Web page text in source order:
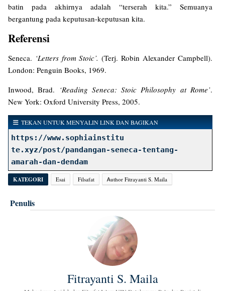
batin pada akhirnya adalah “terserah kita.” Semuanya
bergantung pada keputusan-keputusan kita.
Referensi
Seneca. ‘Letters from Stoic’. (Terj. Robin Alexander Campbell).
London: Penguin Books, 1969.
Inwood, Brad. ‘Reading Seneca: Stoic Philosophy at Rome’.
New York: Oxford University Press, 2005.
TEKAN UNTUK MENYALIN LINK DAN BAGIKAN
https://www.sophiainstitu
te.xyz/post/pandangan-seneca-tentang-
amarah-dan-dendam
KATEGORI Esai Filsafat Ꭺuthor Fitrayanti S. Maila
Penulis
Fitrayanti S. Maila